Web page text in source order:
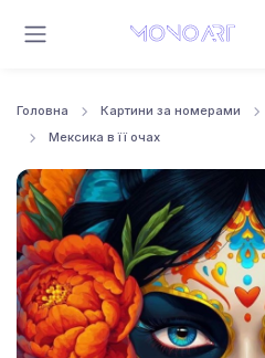
Головна Картини за номерами
Мексика в її очах